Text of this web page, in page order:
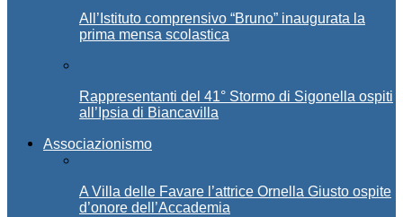
All’Istituto comprensivo “Bruno” inaugurata la
prima mensa scolastica
Rappresentanti del 41° Stormo di Sigonella ospiti
all’Ipsia di Biancavilla
Associazionismo
A Villa delle Favare l’attrice Ornella Giusto ospite
d’onore dell’Accademia